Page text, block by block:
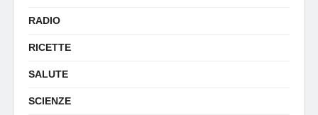
RADIO
RICETTE
SALUTE
SCIENZE